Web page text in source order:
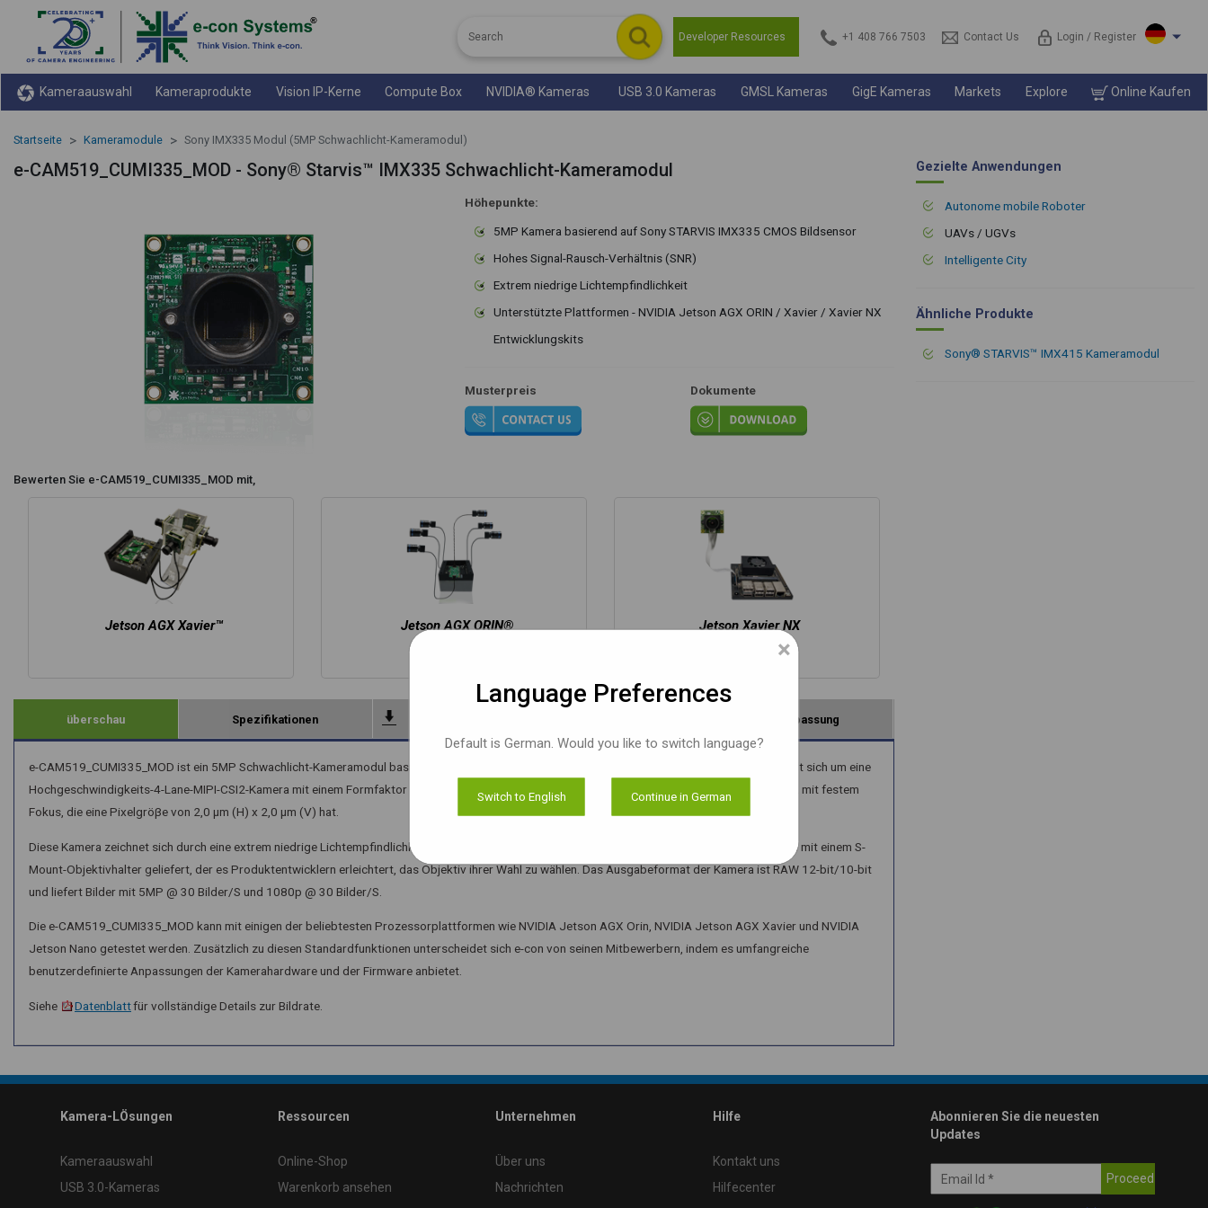
Developer Resources +1 408 766 7503 Contact Us Login / Register
Kameraauswahl Kameraprodukte Vision IP-Kerne Compute Box NVIDIA® Kameras USB 3.0 Kameras GMSL Kameras GigE Kameras Markets Explore Online Kaufen
Startseite Kameramodule Sony IMX335 Modul (5MP Schwachlicht-Kameramodul)
e-CAM519_CUMI335_MOD - Sony® Starvis™ IMX335 Schwachlicht-Kameramodul
Höhepunkte:
5MP Kamera basierend auf Sony STARVIS IMX335 CMOS Bildsensor
Hohes Signal-Rausch-Verhältnis (SNR)
Extrem niedrige Lichtempfindlichkeit
Unterstützte Plattformen - NVIDIA Jetson AGX ORIN / Xavier / Xavier NX
Entwicklungskits
Musterpreis Dokumente
Bewerten Sie e-CAM519_CUMI335_MOD mit,
Jetson AGX Xavier™ Jetson AGX ORIN® Jetson Xavier NX
überschau Spezifikationen Anpassung
e-CAM519_CUMI335_MOD ist ein 5MP Schwachlicht-Kameramodul basierend auf dem 1/2.8" Sony STARVIS IMX335 CMOS Bildsensor. Es handelt sich um eine
Hochgeschwindigkeits-4-Lane-MIPI-CSI2-Kamera mit einem Formfaktor von 30x30mm. Auβerdem handelt es sich um eine Rolling-Shutter-Kamera mit festem
Fokus, die eine Pixelgröβe von 2,0 μm (H) x 2,0 μm (V) hat.
Diese Kamera zeichnet sich durch eine extrem niedrige Lichtempfindlichkeit und ein hohes SNR (Signal-Rausch-Verhältnis) aus. Sie wird auβerdem mit einem S-
Mount-Objektivhalter geliefert, der es Produktentwicklern erleichtert, das Objektiv ihrer Wahl zu wählen. Das Ausgabeformat der Kamera ist RAW 12-bit/10-bit
und liefert Bilder mit 5MP @ 30 Bilder/S und 1080p @ 30 Bilder/S.
Die e-CAM519_CUMI335_MOD kann mit einigen der beliebtesten Prozessorplattformen wie NVIDIA Jetson AGX Orin, NVIDIA Jetson AGX Xavier und NVIDIA
Jetson Nano getestet werden. Zusätzlich zu diesen Standardfunktionen unterscheidet sich e-con von seinen Mitbewerbern, indem es umfangreiche
benutzerdefinierte Anpassungen der Kamerahardware und der Firmware anbietet.
Siehe Datenblattfür vollständige Details zur Bildrate.
Gezielte Anwendungen
Autonome mobile Roboter
UAVs / UGVs
Intelligente City
Ähnliche Produkte
Sony® STARVIS™ IMX415 Kameramodul
Kamera-LÖsungen
Kameraauswahl
USB 3.0-Kameras
Ressourcen
Online-Shop
Warenkorb ansehen
Unternehmen
Über uns
Nachrichten
Hilfe
Kontakt uns
Hilfecenter
Abonnieren Sie die neuesten
Updates
×
Language Preferences
Default is German. Would you like to switch language?
Switch to English Continue in German
\